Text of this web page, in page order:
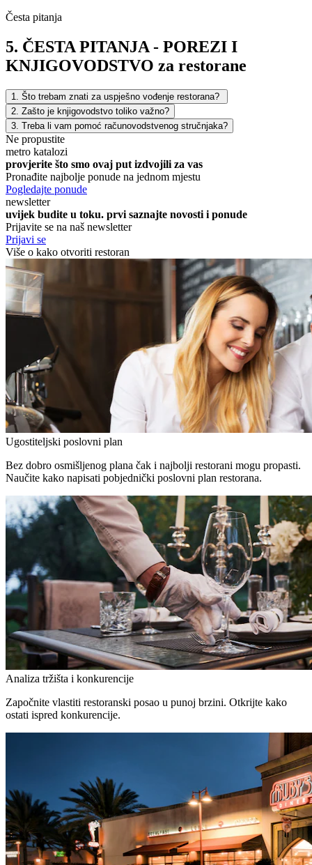
Česta pitanja
5. ČESTA PITANJA - POREZI I
KNJIGOVODSTVO za restorane
1. Što trebam znati za uspješno vođenje restorana?
2. Zašto je knjigovodstvo toliko važno?
3. Treba li vam pomoć računovodstvenog stručnjaka?
Ne propustite
metro katalozi
provjerite što smo ovaj put izdvojili za vas
Pronađite najbolje ponude na jednom mjestu
Pogledajte ponude
newsletter
uvijek budite u toku. prvi saznajte novosti i ponude
Prijavite se na naš newsletter
Prijavi se
Više o kako otvoriti restoran
Ugostiteljski poslovni plan
Bez dobro osmišljenog plana čak i najbolji restorani mogu propasti.
Naučite kako napisati pobjednički poslovni plan restorana.
Analiza tržišta i konkurencije
Započnite vlastiti restoranski posao u punoj brzini. Otkrijte kako
ostati ispred konkurencije.